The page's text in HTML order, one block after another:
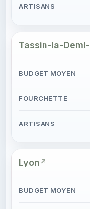
Tassin-la-
Lyon